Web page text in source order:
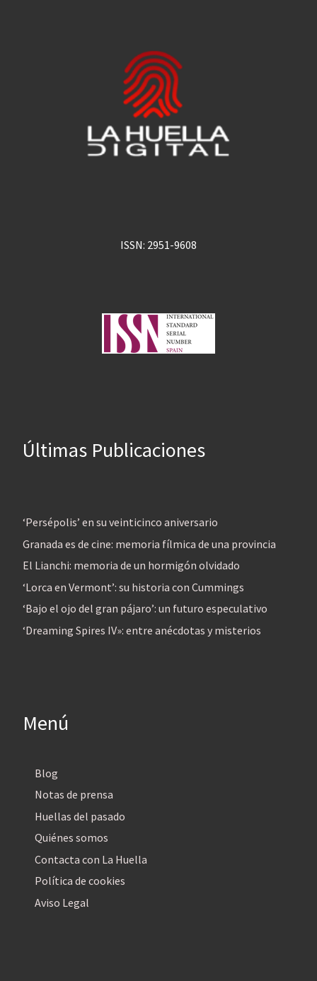
ISSN: 2951-9608
Últimas Publicaciones
‘Persépolis’ en su veinticinco aniversario
Granada es de cine: memoria fílmica de una provincia
El Lianchi: memoria de un hormigón olvidado
‘Lorca en Vermont’: su historia con Cummings
‘Bajo el ojo del gran pájaro’: un futuro especulativo
‘Dreaming Spires IV»: entre anécdotas y misterios
Menú
Blog
Notas de prensa
Huellas del pasado
Quiénes somos
Contacta con La Huella
Política de cookies
Aviso Legal